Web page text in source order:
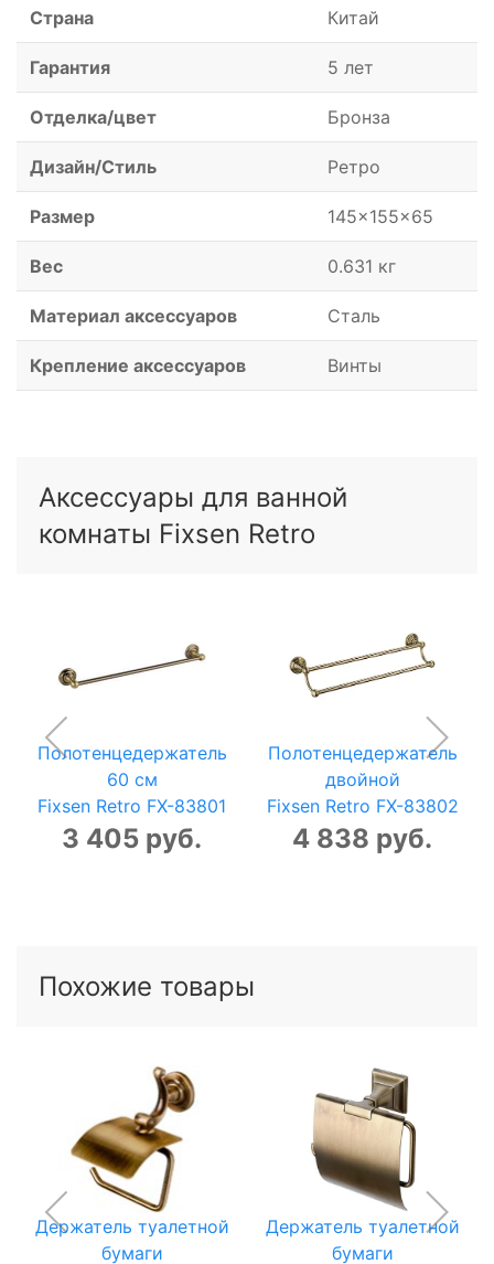
Страна Китай
Гарантия 5 лет
Отделка/цвет Бронза
Дизайн/Стиль Ретро
Размер 145x155x65
Вес 0.631 кг
Материал аксессуаров Сталь
Крепление аксессуаров Винты
Аксессуары для ванной
комнаты Fixsen Retro
Полотенцедержатель
60 см
Fixsen Retro FX-83801
3 405 руб.
Полотенцедержатель
двойной
Fixsen Retro FX-83802
4 838 руб.
Похожие товары
Держатель туалетной
бумаги
Держатель туалетной
бумаги